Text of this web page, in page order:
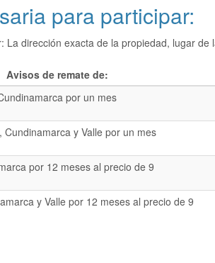
para participar:
dirección exacta de la propiedad, lugar
Avisos de remate de:
por un mes
Cundinamarca y Valle por un mes
por 12 meses al precio de 9
y Valle por 12 meses al precio de 9